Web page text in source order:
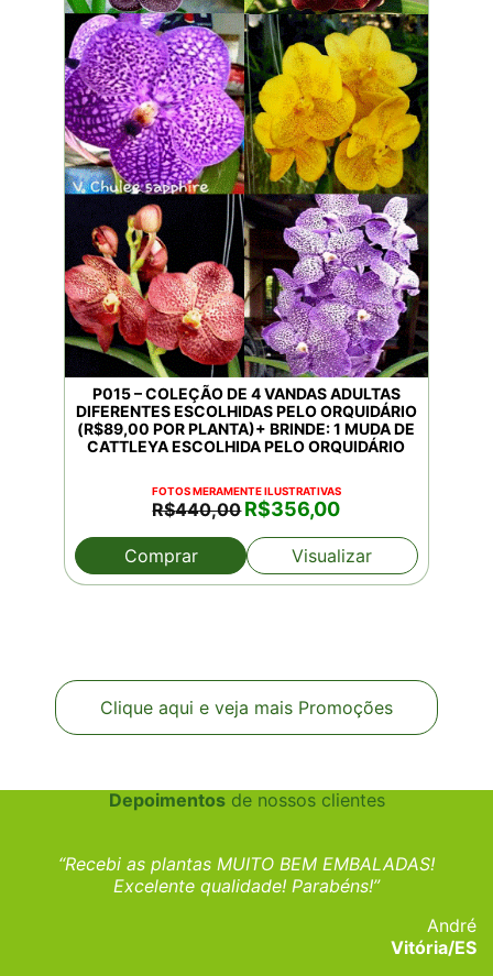
P015 – COLEÇÃO DE 4 VANDAS ADULTAS
DIFERENTES ESCOLHIDAS PELO ORQUIDÁRIO
(R$89,00 POR PLANTA)+ BRINDE: 1 MUDA DE
CATTLEYA ESCOLHIDA PELO ORQUIDÁRIO
FOTOS MERAMENTE ILUSTRATIVAS
R$440,00 O
preço
original
era:
R$440,00.
R$356,00O
atual
é:
R$356,00.
Comprar Visualizar
Clique aqui e veja mais Promoções
Depoimentosde nossos clientes
“Recebi as plantas MUITO BEM EMBALADAS!
Excelente qualidade! Parabéns!”
André
Vitória/ES